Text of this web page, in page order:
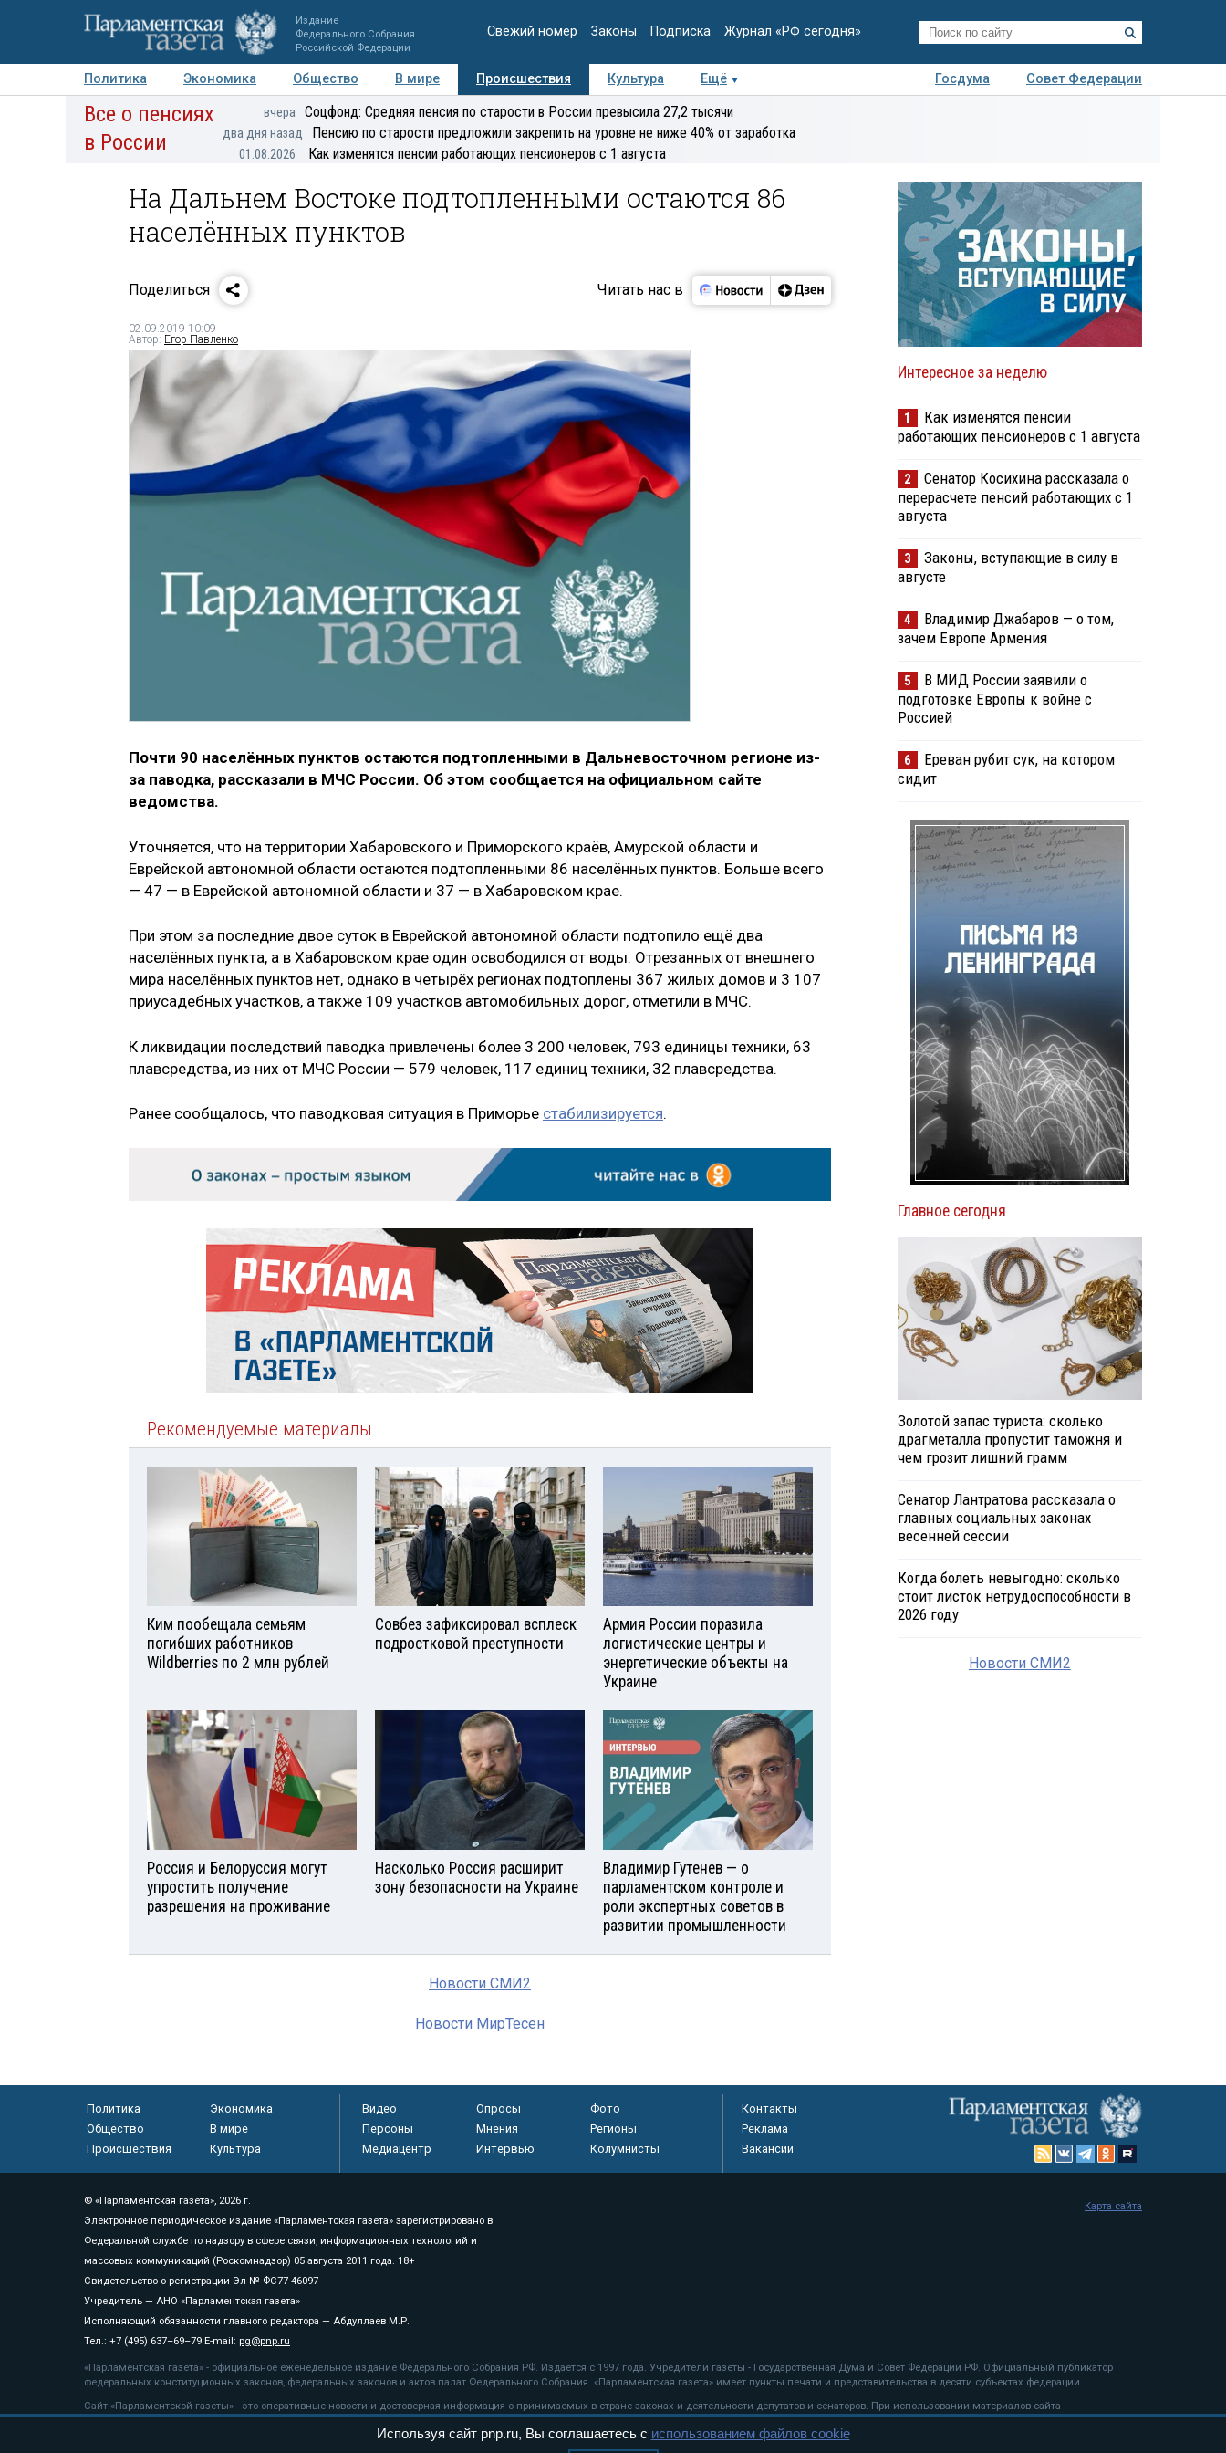
Издание
Федерального Собрания
Российской Федерации
Свежий номер Законы Подписка Журнал «РФ сегодня»
Политика Экономика Общество В мире Происшествия Культура Ещё Госдума
Совет Федерации
Авторы Персоны Мнения Регионы Медиацентр Интервью Колумнисты
экспертиза
Все о пенсиях
в России
вчера Соцфонд: Средняя пенсия по старости в России превысила 27,2 тысячи
два дня назад Пенсию по старости предложили закрепить на уровне не ниже 40% от заработка
01.08.2026 Как изменятся пенсии работающих пенсионеров с 1 августа
На Дальнем Востоке подтопленными остаются 86
населённых пунктов
Поделиться Читать нас в
02.09.2019 10:09
Автор: Егор Павленко
Почти 90 населённых пунктов остаются подтопленными в Дальневосточном регионе из-
за паводка, рассказали в МЧС России. Об этом сообщается на официальном сайте
ведомства.
Уточняется, что на территории Хабаровского и Приморского краёв, Амурской области и
Еврейской автономной области остаются подтопленными 86 населённых пунктов. Больше всего
— 47 — в Еврейской автономной области и 37 — в Хабаровском крае.
При этом за последние двое суток в Еврейской автономной области подтопило ещё два
населённых пункта, а в Хабаровском крае один освободился от воды. Отрезанных от внешнего
мира населённых пунктов нет, однако в четырёх регионах подтоплены 367 жилых домов и 3 107
приусадебных участков, а также 109 участков автомобильных дорог, отметили в МЧС.
К ликвидации последствий паводка привлечены более 3 200 человек, 793 единицы техники, 63
плавсредства, из них от МЧС России — 579 человек, 117 единиц техники, 32 плавсредства.
Ранее сообщалось, что паводковая ситуация в Приморье стабилизируется.
Рекомендуемые материалы
Ким пообещала семьям
погибших работников
Wildberries по 2 млн рублей
Совбез зафиксировал всплеск
подростковой преступности
Армия России поразила
логистические центры и
энергетические объекты на
Украине
Россия и Белоруссия могут
упростить получение
разрешения на проживание
Насколько Россия расширит
зону безопасности на Украине
Владимир Гутенев — о
парламентском контроле и
роли экспертных советов в
развитии промышленности
Новости СМИ2
Новости МирТесен
Интересное за неделю
1
Как изменятся пенсии
работающих пенсионеров с 1 августа
2
Сенатор Косихина рассказала о
перерасчете пенсий работающих с 1
августа
3
Законы, вступающие в силу в
августе
4
Владимир Джабаров — о том,
зачем Европе Армения
5
В МИД России заявили о
подготовке Европы к войне с
Россией
6
Ереван рубит сук, на котором
сидит
Главное сегодня
Золотой запас туриста: сколько
драгметалла пропустит таможня и
чем грозит лишний грамм
Сенатор Лантратова рассказала о
главных социальных законах
весенней сессии
Когда болеть невыгодно: сколько
стоит листок нетрудоспособности в
2026 году
Новости СМИ2
Политика
Экономика
Общество
В мире
Происшествия
Культура
Видео Опросы
Фото
Персоны
Мнения
Регионы
Медиацентр
Интервью Колумнисты
Контакты
Реклама
Вакансии
© «Парламентская газета», 2026 г.
Электронное периодическое издание «Парламентская газета» зарегистрировано в
Федеральной службе по надзору в сфере связи, информационных технологий и
массовых коммуникаций (Роскомнадзор) 05 августа 2011 года. 18+
Свидетельство о регистрации Эл № ФС77-46097
Учредитель — АНО «Парламентская газета»
Исполняющий обязанности главного редактора — Абдуллаев М.Р.
Тел.: +7 (495) 637–69–79 E-mail: pg@pnp.ru
«Парламентская газета» - официальное еженедельное издание Федерального Собрания РФ. Издается с 1997 года. Учредители газеты - Государственная Дума и Совет Федерации РФ. Официальный публикатор
федеральных конституционных законов, федеральных законов и актов палат Федерального Собрания. «Парламентская газета» имеет пункты печати и представительства в десяти субъектах федерации.
Сайт «Парламентской газеты» - это оперативные новости и достоверная информация о принимаемых в стране законах и деятельности депутатов и сенаторов. При использовании материалов сайта
«Парламентской газеты» активная ссылка на pnp.ru обязательна.
рекомендательные технологии
Карта сайта
Используя сайт pnp.ru, Вы соглашаетесь с использованием файлов cookie